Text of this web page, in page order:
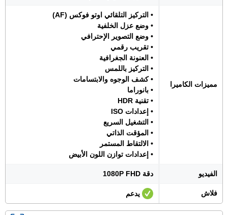
مميزات الكاميرا
• التركيز التلقائي اوتو فوكس (AF)
• وضع عزل الخلفية
• وضع التصوير الإحترافي
• تقريب رقمي
• العنونة الجغرافية
• التركيز باللمس
• كشف الوجوه والابتسامات
• بانوراما
• تقنية HDR
• إعدادات ISO
• التشغيل السريع
• المؤقت الذاتي
• الالتقاط المستمر
• إعدادات توازن اللون الأبيض
الفيديو دقة 1080P FHD
فلاش يدعم